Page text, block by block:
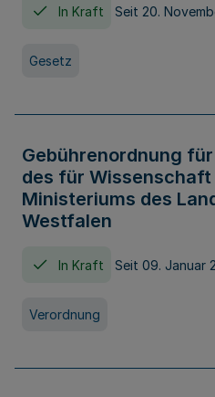
In Kraft Seit 20.
Gesetz
Gebührenordnung
des für
Ministeriums des
Westfalen
In Kraft Seit 09. Januar
Verordnung